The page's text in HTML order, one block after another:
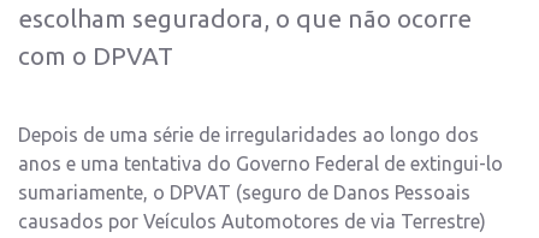
escolham seguradora, o que não ocorre
com o DPVAT
Depois de uma série de irregularidades ao longo dos
anos e uma tentativa do Governo Federal de extingui-lo
sumariamente, o DPVAT (seguro de Danos Pessoais
causados por Veículos Automotores de via Terrestre)